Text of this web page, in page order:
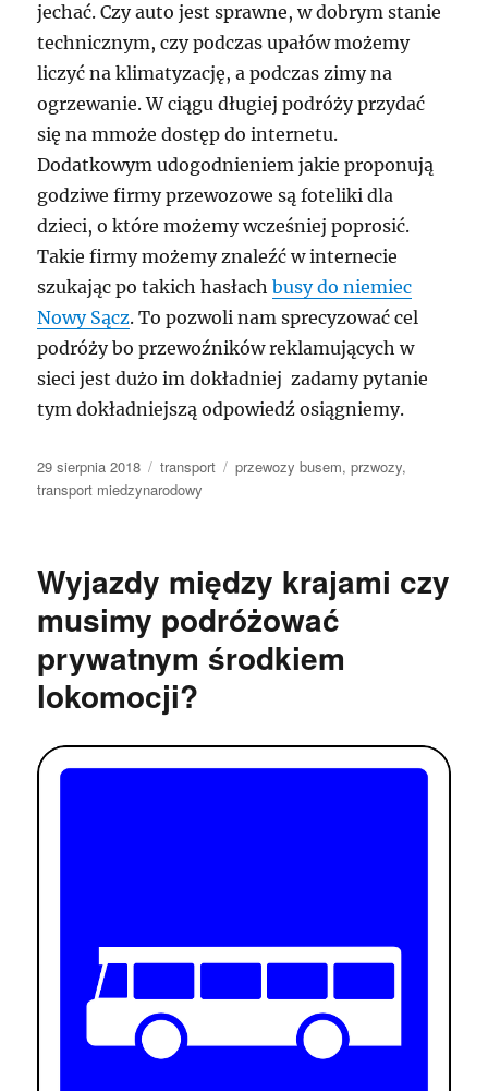
jechać. Czy auto jest sprawne, w dobrym stanie
technicznym, czy podczas upałów możemy
liczyć na klimatyzację, a podczas zimy na
ogrzewanie. W ciągu długiej podróży przydać
się na mmoże dostęp do internetu.
Dodatkowym udogodnieniem jakie proponują
godziwe firmy przewozowe są foteliki dla
dzieci, o które możemy wcześniej poprosić.
Takie firmy możemy znaleźć w internecie
szukając po takich hasłachbusy do niemiec
Nowy Sącz. To pozwoli nam sprecyzować cel
podróży bo przewoźników reklamujących w
sieci jest dużo im dokładniej zadamy pytanie
tym dokładniejszą odpowiedź osiągniemy.
Data
publikacji
29 sierpnia 2018 Kategorie
transport Tagi
przewozy busem,przwozy,
transport miedzynarodowy
Wyjazdy między krajami czy
musimy podróżować
prywatnym środkiem
lokomocji?